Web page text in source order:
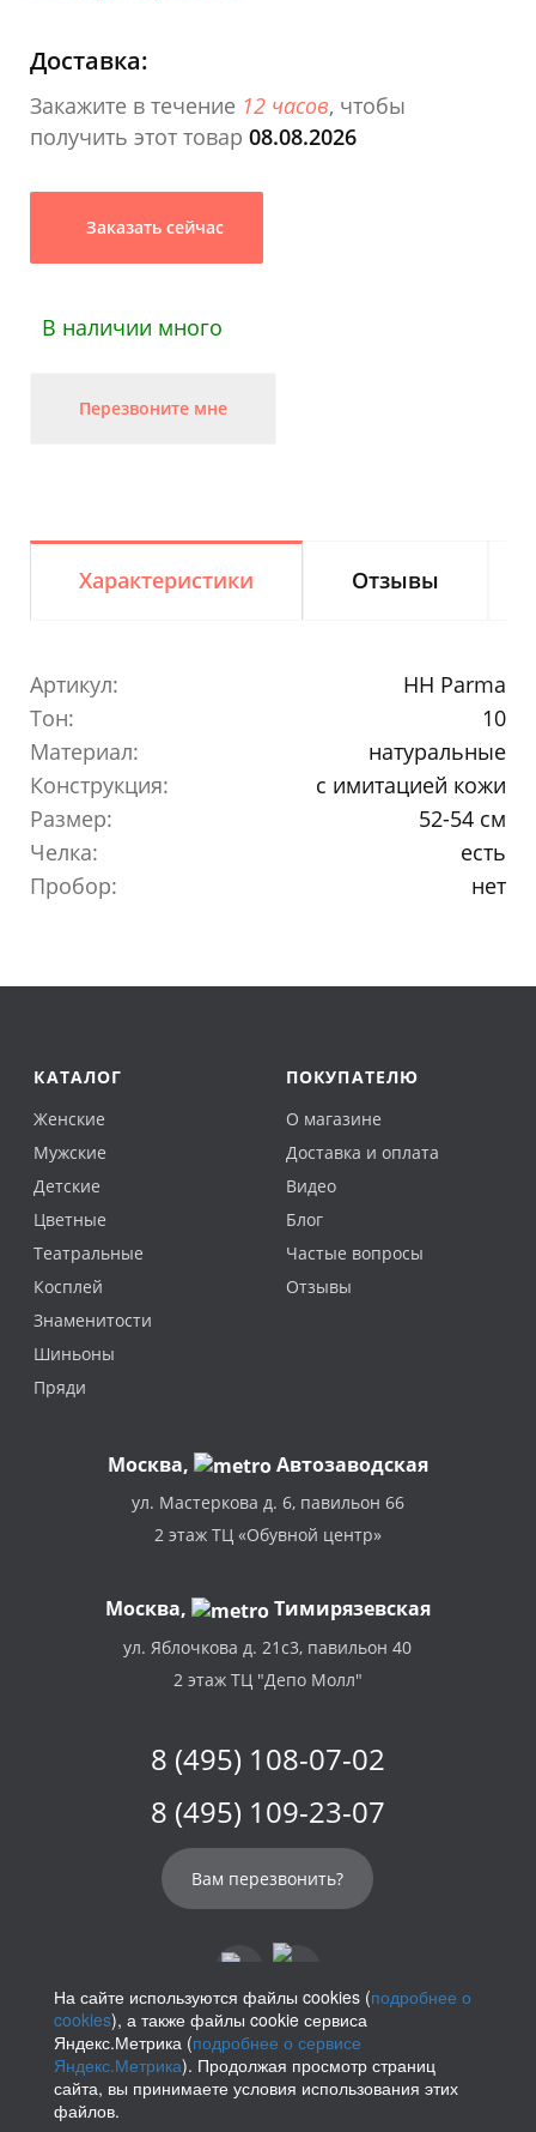
Доставка:
Закажите в течение 12 часов, чтобы
получить этот товар 08.08.2026
Заказать сейчас
В наличии много
Перезвоните мне
Характеристики Отзывы
Артикул:
HH Parma
Тон:
10
Материал:
натуральные
Конструкция:
с имитацией кожи
Размер:
52-54 см
Челка:
есть
Пробор:
нет
КАТАЛОГ
Женские
Мужские
Детские
Цветные
Театральные
Косплей
Знаменитости
Шиньоны
Пряди
ПОКУПАТЕЛЮ
О магазине
Доставка и оплата
Видео
Блог
Частые вопросы
Отзывы
Москва, Автозаводская
ул. Мастеркова д. 6, павильон 66
2 этаж ТЦ «Обувной центр»
Москва, Тимирязевская
ул. Яблочкова д. 21с3, павильон 40
2 этаж ТЦ "Депо Молл"
8 (495) 108-07-02
8 (495) 109-23-07
Вам перезвонить?
info@parikof.ru
На сайте используются файлы cookies (подробнее о
cookies), а также файлы cookie сервиса
Яндекс.Метрика (подробнее о сервисе
Яндекс.Метрика). Продолжая просмотр страниц
сайта, вы принимаете условия использования этих
файлов.